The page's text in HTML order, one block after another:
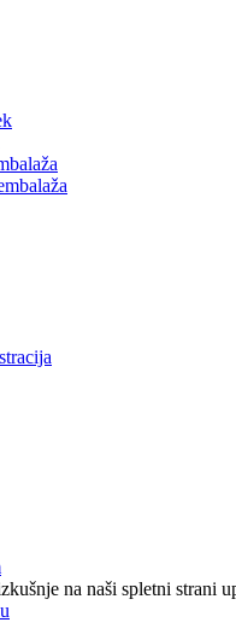
na naši spletni strani